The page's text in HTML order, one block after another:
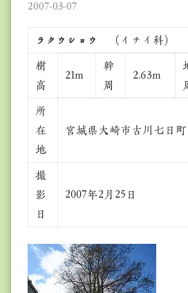
2007-03-07
ラクウショウ （イチイ科）
樹
高
21m
幹
周
2.63m
所
在
地
宮城県大崎市古川七日
撮
影
日
2007年2月25日